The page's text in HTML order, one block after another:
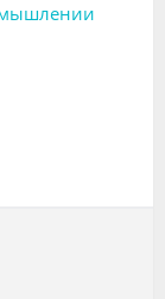
мышлении